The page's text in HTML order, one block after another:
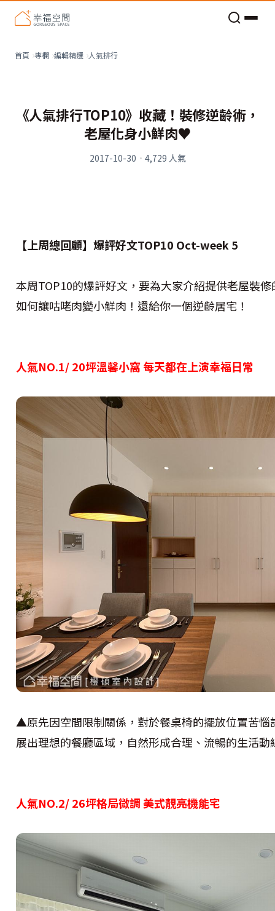
首頁 專欄 編輯精選 人氣排行
《人氣排行TOP10》收藏！裝修逆齡術，
老屋化身小鮮肉♥
2017-10-30 · 4,729 人氣
【上周總回顧】爆評好文TOP10 Oct-week 5
本周TOP10的爆評好文，要為大家介紹提供老屋裝
如何讓咕咾肉變小鮮肉！還給你一個逆齡居宅！
人氣NO.1/ 20坪溫馨小窩 每天都在上演幸福日常
▲原先因空間限制關係，對於餐桌椅的擺放位置苦
展出理想的餐廳區域，自然形成合理、流暢的生活動
人氣NO.2/ 26坪格局微調 美式靚亮機能宅